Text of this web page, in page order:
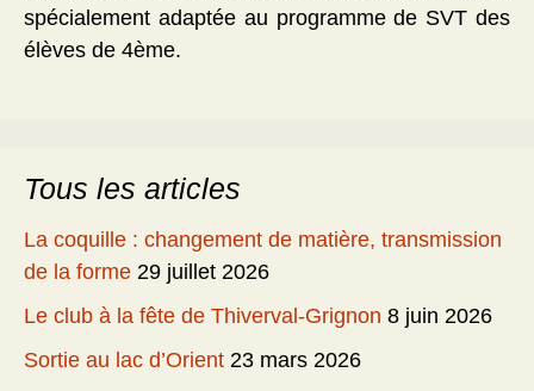
spécialement adaptée au programme de SVT des
élèves de 4ème.
Tous les articles
La coquille : changement de matière, transmission
de la forme 29 juillet 2026
Le club à la fête de Thiverval-Grignon 8 juin 2026
Sortie au lac d’Orient 23 mars 2026